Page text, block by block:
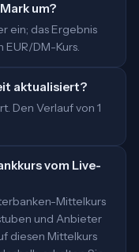
um?
ein; das Ergebnis
EUR/DM-Kurs.
aktualisiert?
Den Verlauf von 1
vom Live-
Mittelkurs
und Anbieter
diesen Mittelkurs